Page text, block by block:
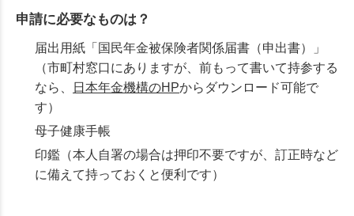
申請に必要なものは？
届出用紙「国民年金被保険者関係届書（申出書）」
（市町村窓口にありますが、前もって書いて持参する
なら、
日本年金機構のHPからダウンロード可能で
す）
母子健康手帳
印鑑（本人自署の場合は押印不要ですが、訂正時など
に備えて持っておくと便利です）